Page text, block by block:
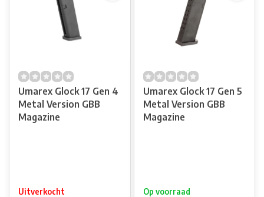
Umarex Glock 17 Gen 4
Metal Version GBB
Magazine
Uitverkocht
Umarex Glock 17 Gen 5
Metal Version GBB
Magazine
Op voorraad